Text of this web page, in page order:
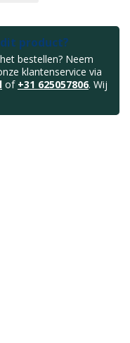
product?
bestellen? Neem
klantenservice via
of +31 625057806. Wij